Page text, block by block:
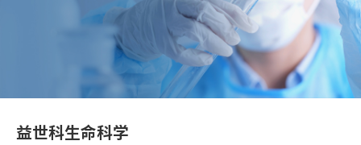
益世科生命科学